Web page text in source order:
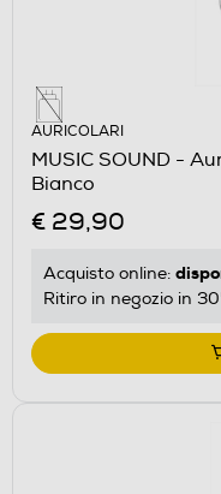
AURICOLARI
MUSIC SOUND -
Bianco
€ 29,90
Acquisto online:
Ritiro in negozio in